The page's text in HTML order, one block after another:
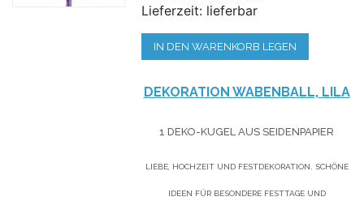
Lieferzeit: lieferbar
IN DEN WARENKORB LEGEN
DEKORATION WABENBALL, LILA
1 DEKO-KUGEL AUS SEIDENPAPIER
LIEBE, HOCHZEIT UND FESTDEKORATION. SCHÖNE
IDEEN FÜR BESONDERE FESTTAGE UND